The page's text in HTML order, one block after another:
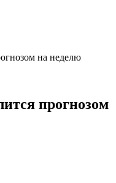
на неделю
прогнозом